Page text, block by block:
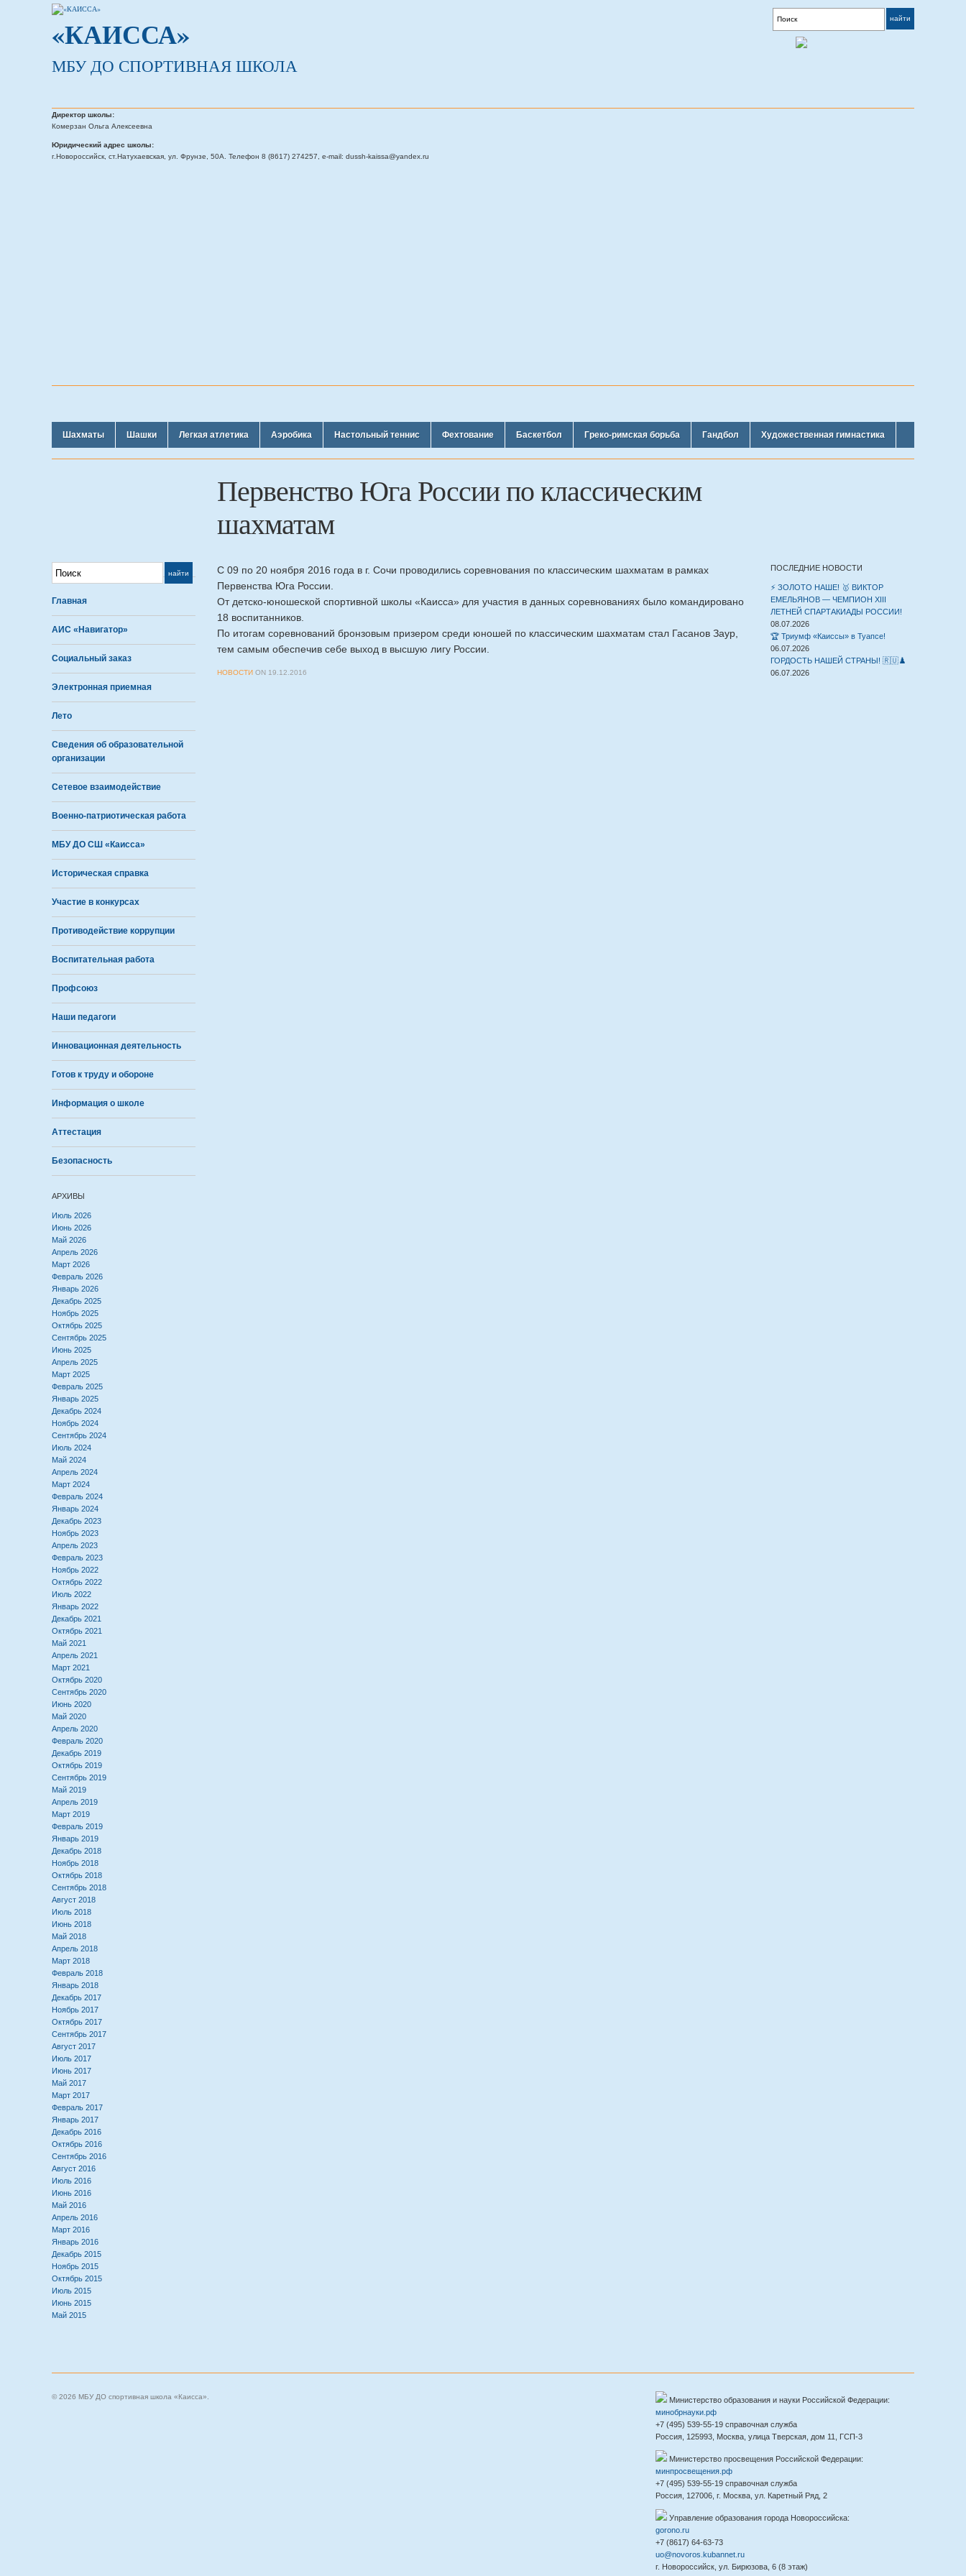
«КАИССА»
МБУ ДО СПОРТИВНАЯ ШКОЛА
Директор школы:
Комерзан Ольга Алексеевна
Юридический адрес школы:
г.Новороссийск, ст.Натухаевская, ул. Фрунзе, 50А. Телефон 8 (8617) 274257, e-mail: dussh-kaissa@yandex.ru
Шахматы Шашки Легкая атлетика Аэробика Настольный теннис Фехтование Баскетбол Греко-римская борьба Гандбол Художественная гимнастика
Первенство Юга России по классическим
шахматам
Главная
АИС «Навигатор»
Социальный заказ
Электронная приемная
Лето
Сведения об образовательной
организации
Сетевое взаимодействие
Военно-патриотическая работа
МБУ ДО СШ «Каисса»
Историческая справка
Участие в конкурсах
Противодействие коррупции
Воспитательная работа
Профсоюз
Наши педагоги
Инновационная деятельность
Готов к труду и обороне
Информация о школе
Аттестация
Безопасность
АРХИВЫ
Июль 2026
Июнь 2026
Май 2026
Апрель 2026
Март 2026
Февраль 2026
Январь 2026
Декабрь 2025
Ноябрь 2025
Октябрь 2025
Сентябрь 2025
Июнь 2025
Апрель 2025
Март 2025
Февраль 2025
Январь 2025
Декабрь 2024
Ноябрь 2024
Сентябрь 2024
Июль 2024
Май 2024
Апрель 2024
Март 2024
Февраль 2024
Январь 2024
Декабрь 2023
Ноябрь 2023
Апрель 2023
Февраль 2023
Ноябрь 2022
Октябрь 2022
Июль 2022
Январь 2022
Декабрь 2021
Октябрь 2021
Май 2021
Апрель 2021
Март 2021
Октябрь 2020
Сентябрь 2020
Июнь 2020
Май 2020
Апрель 2020
Февраль 2020
Декабрь 2019
Октябрь 2019
Сентябрь 2019
Май 2019
Апрель 2019
Март 2019
Февраль 2019
Январь 2019
Декабрь 2018
Ноябрь 2018
Октябрь 2018
Сентябрь 2018
Август 2018
Июль 2018
Июнь 2018
Май 2018
Апрель 2018
Март 2018
Февраль 2018
Январь 2018
Декабрь 2017
Ноябрь 2017
Октябрь 2017
Сентябрь 2017
Август 2017
Июль 2017
Июнь 2017
Май 2017
Март 2017
Февраль 2017
Январь 2017
Декабрь 2016
Октябрь 2016
Сентябрь 2016
Август 2016
Июль 2016
Июнь 2016
Май 2016
Апрель 2016
Март 2016
Январь 2016
Декабрь 2015
Ноябрь 2015
Октябрь 2015
Июль 2015
Июнь 2015
Май 2015
С 09 по 20 ноября 2016 года в г. Сочи проводились соревнования по классическим шахматам в рамках
Первенства Юга России.
От детско-юношеской спортивной школы «Каисса» для участия в данных соревнованиях было командировано
18 воспитанников.
По итогам соревнований бронзовым призером среди юношей по классическим шахматам стал Гасанов Заур,
тем самым обеспечив себе выход в высшую лигу России.
НОВОСТИ ON 19.12.2016
ПОСЛЕДНИЕ НОВОСТИ
⚡️ ЗОЛОТО НАШЕ! 🥇 ВИКТОР
ЕМЕЛЬЯНОВ — ЧЕМПИОН XIII
ЛЕТНЕЙ СПАРТАКИАДЫ РОССИИ!
08.07.2026
🏆 Триумф «Каиссы» в Туапсе!
06.07.2026
ГОРДОСТЬ НАШЕЙ СТРАНЫ! 🇷🇺♟️
06.07.2026
Министерство образования и науки Российской Федерации:
минобрнауки.рф
+7 (495) 539-55-19 справочная служба
Россия, 125993, Москва, улица Тверская, дом 11, ГСП-3
Министерство просвещения Российской Федерации:
минпросвещения.рф
+7 (495) 539-55-19 справочная служба
Россия, 127006, г. Москва, ул. Каретный Ряд, 2
Управление образования города Новороссийска:
gorono.ru
+7 (8617) 64-63-73
uo@novoros.kubannet.ru
г. Новороссийск, ул. Бирюзова, 6 (8 этаж)
© 2026 МБУ ДО спортивная школа «Каисса».